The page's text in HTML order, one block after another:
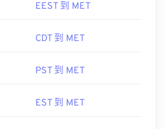
EEST 到 MET
CDT 到 MET
PST 到 MET
EST 到 MET